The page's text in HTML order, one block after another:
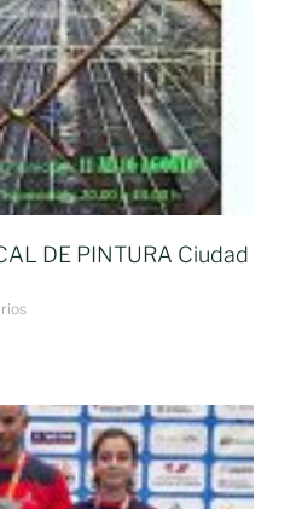
DE PINTURA Ciudad